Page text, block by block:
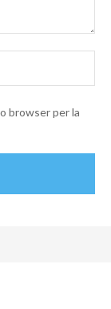
browser per la